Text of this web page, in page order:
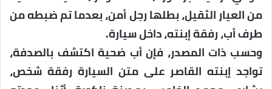
من العيار الثقيل، بطلها رجل أمن، بعدما تم ضبطه من
طرف أب، رفقة إبنته، داخل سيارة.
وحسب ذات المصدر، فإن أب ضحية اكتشف بالصدفة،
تواجد إبنته القاصر على متن السيارة رفقة شخص،